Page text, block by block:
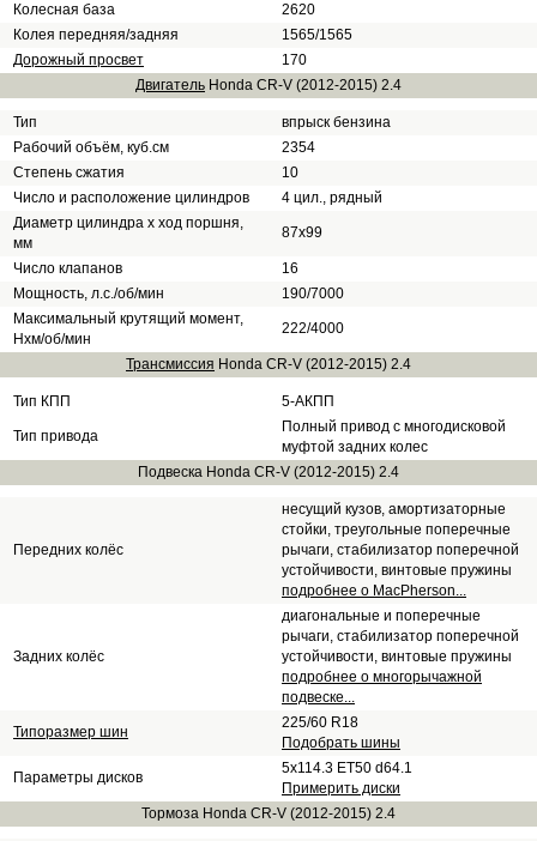
Колесная база
2620
Колея передняя/задняя
1565/1565
Дорожный просвет
170
Двигатель Honda CR-V (2012-2015) 2.4
Тип
впрыск бензина
Рабочий объём, куб.см
2354
Степень сжатия
10
Число и расположение цилиндров
4 цил., рядный
Диаметр цилиндра х ход поршня,
мм
87x99
Число клапанов
16
Мощность, л.с./об/мин
190/7000
Максимальный крутящий момент,
Нхм/об/мин
222/4000
Трансмиссия Honda CR-V (2012-2015) 2.4
Тип КПП 5-АКПП
Тип привода
Полный привод с многодисковой
муфтой задних колес
Подвеска Honda CR-V (2012-2015) 2.4
Передних колёс
несущий кузов, амортизаторные
стойки, треугольные поперечные
рычаги, стабилизатор поперечной
устойчивости, винтовые пружины
подробнее о MacPherson...
Задних колёс
диагональные и поперечные
рычаги, стабилизатор поперечной
устойчивости, винтовые пружины
подробнее о многорычажной
подвеске...
Типоразмер шин
225/60 R18
Подобрать шины
Параметры дисков
5x114.3 ET50 d64.1
Примерить диски
Тормоза Honda CR-V (2012-2015) 2.4